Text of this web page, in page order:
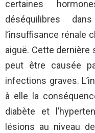
certaines
déséquilibres
l’insuffisance rénale
aiguë. Cette dernière
peut être causée
infections graves.
à elle la
diabète et
lésions au niveau